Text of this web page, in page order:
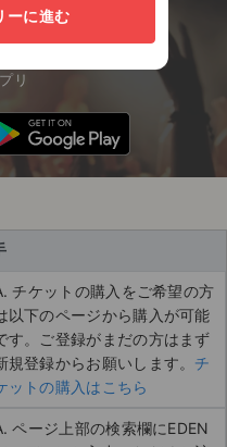
ダウンロード！
リ
チケットの購入をご希望の方
以下のページから購入が可能
す。ご登録がまだの方はまず
規登録からお願いします。 チ
ットの購入はこちら
ページ上部の検索欄にEDEN
ーに進む